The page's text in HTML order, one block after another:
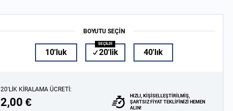
BOYUTU SEÇIN
10'luk 20'lik 40'lık
20'LIK KIRALAMA ÜCRETI:
2,00 €
HIZLI, KIŞISELLEŞTIRILMIŞ,
ŞARTSIZ FIYAT TEKLIFINIZI HEMEN
ALIN!